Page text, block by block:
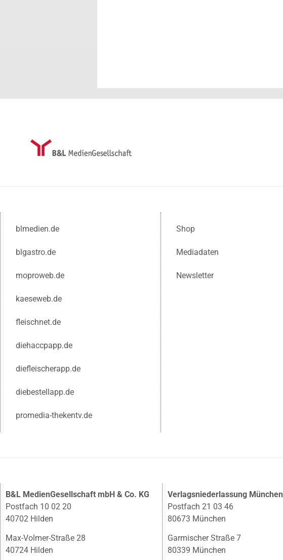
blmedien.de
blgastro.de
moproweb.de
kaeseweb.de
fleischnet.de
diehaccpapp.de
diefleischerapp.de
diebestellapp.de
promedia-thekentv.de
Shop
Mediadaten
Newsletter
B&L MedienGesellschaft mbH & Co. KG
Postfach 10 02 20
40702 Hilden
Max-Volmer-Straße 28
40724 Hilden
Verlagsniederlassung München
Postfach 21 03 46
80673 München
Garmischer Straße 7
80339 München